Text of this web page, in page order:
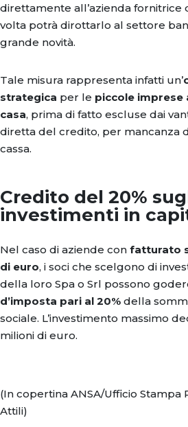
direttamente all’azienda fornitrice
volta potrà dirottarlo al settore
grande novità.
Tale misura rappresenta infatti un’
strategica per le piccole imprese
casa, prima di fatto escluse dai
diretta del credito, per mancanza
cassa.
Credito del 20%
investimenti in
Nel caso di aziende con fatturato
di euro, i soci che scelgono di
della loro Spa o Srl possono
d’imposta pari al 20% della
sociale. L’investimento massimo
milioni di euro.
(In copertina ANSA/Ufficio Stampa
Attili)